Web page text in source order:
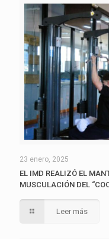
23 enero, 2025
EL IMD REALIZÓ EL
MUSCULACIÓN DEL
Leer más